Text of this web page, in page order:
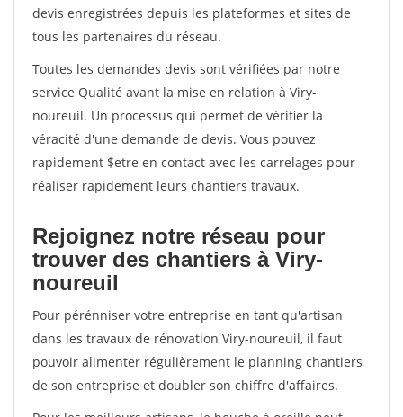
devis enregistrées depuis les plateformes et sites de
tous les partenaires du réseau.
Toutes les demandes devis sont vérifiées par notre
service Qualité avant la mise en relation à Viry-
noureuil. Un processus qui permet de vérifier la
véracité d'une demande de devis. Vous pouvez
rapidement $etre en contact avec les carrelages pour
réaliser rapidement leurs chantiers travaux.
Rejoignez notre réseau pour
trouver des chantiers à Viry-
noureuil
Pour pérénniser votre entreprise en tant qu'artisan
dans les travaux de rénovation Viry-noureuil, il faut
pouvoir alimenter régulièrement le planning chantiers
de son entreprise et doubler son chiffre d'affaires.